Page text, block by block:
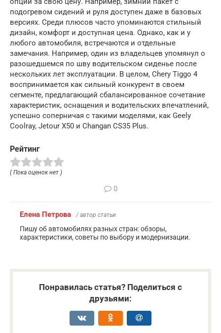
подогревом сидений и руля доступен даже в базовых
версиях. Среди плюсов часто упоминаются стильный
дизайн, комфорт и доступная цена. Однако, как и у
любого автомобиля, встречаются и отдельные
замечания. Например, один из владельцев упомянул о
разошедшемся по шву водительском сиденье после
нескольких лет эксплуатации. В целом, Chery Tiggo 4
воспринимается как сильный конкурент в своем
сегменте, предлагающий сбалансированное сочетание
характеристик, оснащения и водительских впечатлений,
успешно соперничая с такими моделями, как Geely
Coolray, Jetour X50 и Changan CS35 Plus.
Рейтинг
( Пока оценок нет )
0
Елена Петрова / автор статьи
Пишу об автомобилях разных стран: обзоры,
характеристики, советы по выбору и модернизации.
Понравилась статья? Поделиться с
друзьями: